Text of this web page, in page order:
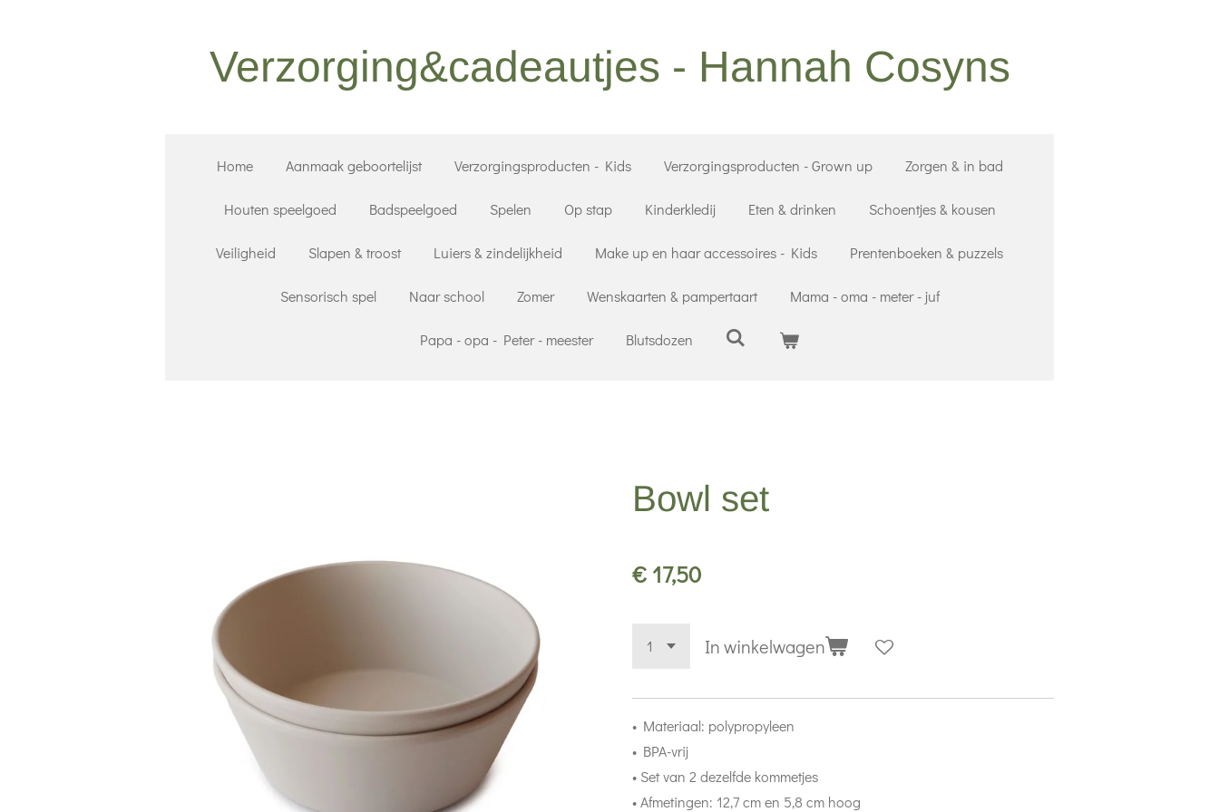
Verzorging&cadeautjes - Hannah Cosyns
Home Aanmaak geboortelijst Verzorgingsproducten - Kids Verzorgingsproducten - Grown up Zorgen & in bad
Houten speelgoed Badspeelgoed Spelen Op stap Kinderkledij Eten & drinken Schoentjes & kousen
Veiligheid Slapen & troost Luiers & zindelijkheid Make up en haar accessoires - Kids Prentenboeken & puzzels
Sensorisch spel Naar school Zomer Wenskaarten & pampertaart Mama - oma - meter - juf
Papa - opa - Peter - meester Blutsdozen
Bowl set
€ 17,50
In winkelwagen
• Materiaal: polypropyleen
• BPA-vrij
• Set van 2 dezelfde kommetjes
• Afmetingen: 12,7 cm en 5,8 cm hoog